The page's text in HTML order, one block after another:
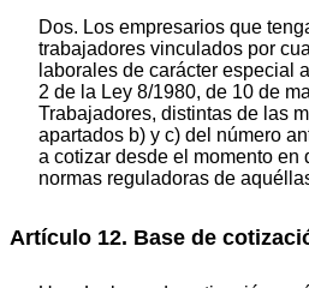
Dos. Los empresarios que
trabajadores vinculados por
laborales de carácter especial
2 de la Ley 8/1980, de 10 de
Trabajadores, distintas de las
apartados b) y c) del número
a cotizar desde el momento
normas reguladoras de
Artículo 12. Base de